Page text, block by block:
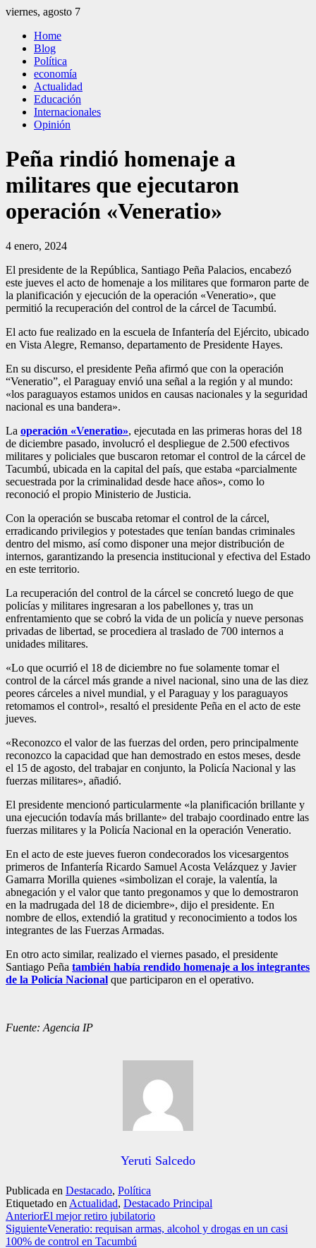
Saltar
contenido
viernes, agosto 7
El Independiente
El independiente Libre y Transparente
Home
Blog
Política
economía
Actualidad
Educación
Internacionales
Opinión
Peña rindió homenaje a
militares que ejecutaron
operación «Veneratio»
4 enero, 2024
El presidente de la República, Santiago Peña Palacios, encabezó
este jueves el acto de homenaje a los militares que formaron parte de
la planificación y ejecución de la operación «Veneratio», que
permitió la recuperación del control de la cárcel de Tacumbú.
El acto fue realizado en la escuela de Infantería del Ejército, ubicado
en Vista Alegre, Remanso, departamento de Presidente Hayes.
En su discurso, el presidente Peña afirmó que con la operación
“Veneratio”, el Paraguay envió una señal a la región y al mundo:
«los paraguayos estamos unidos en causas nacionales y la seguridad
nacional es una bandera».
La operación «Veneratio», ejecutada en las primeras horas del 18
de diciembre pasado, involucró el despliegue de 2.500 efectivos
militares y policiales que buscaron retomar el control de la cárcel de
Tacumbú, ubicada en la capital del país, que estaba «parcialmente
secuestrada por la criminalidad desde hace años», como lo
reconoció el propio Ministerio de Justicia.
Con la operación se buscaba retomar el control de la cárcel,
erradicando privilegios y potestades que tenían bandas criminales
dentro del mismo, así como disponer una mejor distribución de
internos, garantizando la presencia institucional y efectiva del Estado
en este territorio.
La recuperación del control de la cárcel se concretó luego de que
policías y militares ingresaran a los pabellones y, tras un
enfrentamiento que se cobró la vida de un policía y nueve personas
privadas de libertad, se procediera al traslado de 700 internos a
unidades militares.
«Lo que ocurrió el 18 de diciembre no fue solamente tomar el
control de la cárcel más grande a nivel nacional, sino una de las diez
peores cárceles a nivel mundial, y el Paraguay y los paraguayos
retomamos el control», resaltó el presidente Peña en el acto de este
jueves.
«Reconozco el valor de las fuerzas del orden, pero principalmente
reconozco la capacidad que han demostrado en estos meses, desde
el 15 de agosto, del trabajar en conjunto, la Policía Nacional y las
fuerzas militares», añadió.
El presidente mencionó particularmente «la planificación brillante y
una ejecución todavía más brillante» del trabajo coordinado entre las
fuerzas militares y la Policía Nacional en la operación Veneratio.
En el acto de este jueves fueron condecorados los vicesargentos
primeros de Infantería Ricardo Samuel Acosta Velázquez y Javier
Gamarra Morilla quienes «simbolizan el coraje, la valentía, la
abnegación y el valor que tanto pregonamos y que lo demostraron
en la madrugada del 18 de diciembre», dijo el presidente. En
nombre de ellos, extendió la gratitud y reconocimiento a todos los
integrantes de las Fuerzas Armadas.
En otro acto similar, realizado el viernes pasado, el presidente
Santiago Peña también había rendido homenaje a los integrantes
de la Policía Nacional que participaron en el operativo.
Fuente: Agencia IP
Yeruti Salcedo
Publicada en Destacado, Política
Etiquetado en Actualidad, Destacado Principal
AnteriorEl mejor retiro jubilatorio
SiguienteVeneratio: requisan armas, alcohol y drogas en un casi
100% de control en Tacumbú